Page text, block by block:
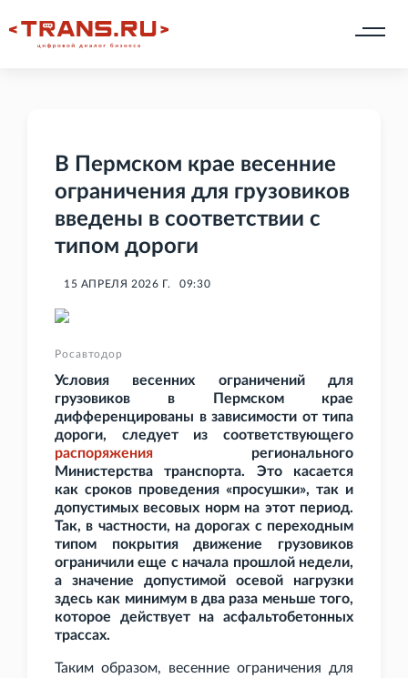
В Пермском крае весенние
ограничения для грузовиков
введены в соответствии с
типом дороги
15 АПРЕЛЯ 2026 Г. 09:30
Росавтодор
Условия весенних ограничений для
грузовиков в Пермском крае
дифференцированы в зависимости от типа
дороги, следует из соответствующего
распоряжения регионального
Министерства транспорта. Это касается
как сроков проведения «просушки», так и
допустимых весовых норм на этот период.
Так, в частности, на дорогах с переходным
типом покрытия движение грузовиков
ограничили еще с начала прошлой недели,
а значение допустимой осевой нагрузки
здесь как минимум в два раза меньше того,
которое действует на асфальтобетонных
трассах.
Таким образом, весенние ограничения для